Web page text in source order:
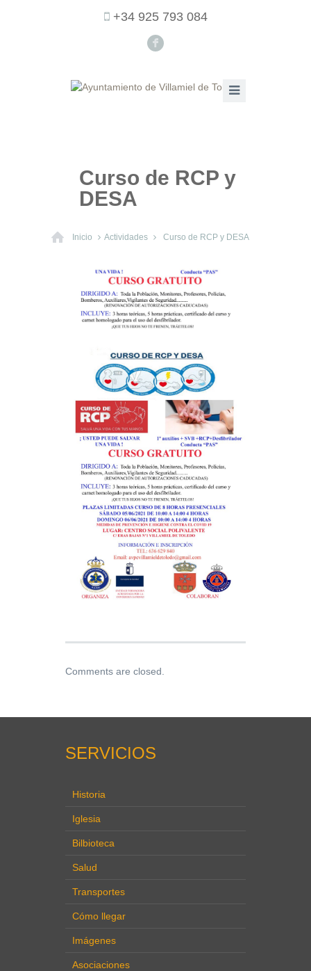
F
+34 925 793 084
Curso de RCP y
DESA
Inicio Actividades Curso de RCP y DESA
Comments are closed.
SERVICIOS
Historia
Iglesia
Bilbioteca
Salud
Transportes
Cómo llegar
Imágenes
Asociaciones